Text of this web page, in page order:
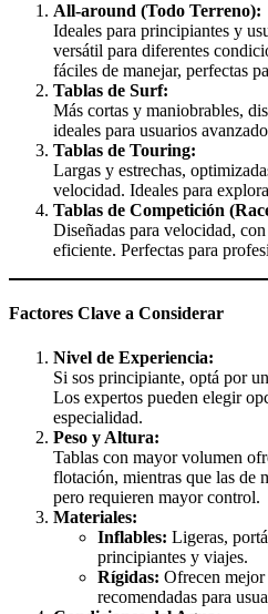
All-around (Todo Terreno):
Ideales para principiantes y
versátil para diferentes
fáciles de manejar, perfectas
Tablas de Surf:
Más cortas y maniobrables,
ideales para usuarios
Tablas de Touring:
Largas y estrechas,
velocidad. Ideales para
Tablas de Competición
Diseñadas para velocidad,
eficiente. Perfectas para
Factores Clave a Considerar
Nivel de Experiencia:
Si sos principiante, optá por
Los expertos pueden elegir
especialidad.
Peso y Altura:
Tablas con mayor volumen
flotación, mientras que las de
pero requieren mayor control.
Materiales:
Inflables: Ligeras,
principiantes y viajes.
Rígidas: Ofrecen
recomendadas para